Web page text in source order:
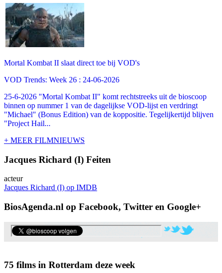
Mortal Kombat II slaat direct toe bij VOD's
VOD Trends: Week 26 : 24-06-2026
25-6-2026 "Mortal Kombat II" komt rechtstreeks uit de bioscoop
binnen op nummer 1 van de dagelijkse VOD-lijst en verdringt
"Michael" (Bonus Edition) van de koppositie. Tegelijkertijd blijven
"Project Hail...
+ MEER FILMNIEUWS
Jacques Richard (I) Feiten
acteur
Jacques Richard (I) op IMDB
BiosAgenda.nl op Facebook, Twitter en Google+
75 films in Rotterdam deze week